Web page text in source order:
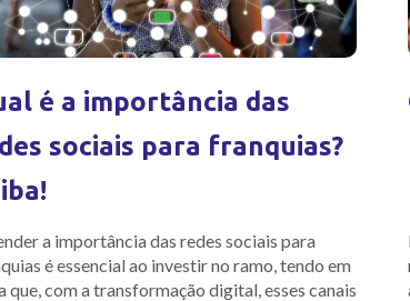
é a importância das
sociais para franquias?
a importância das redes sociais para
é essencial ao investir no ramo, tendo em
que, com a transformação digital, esses canais